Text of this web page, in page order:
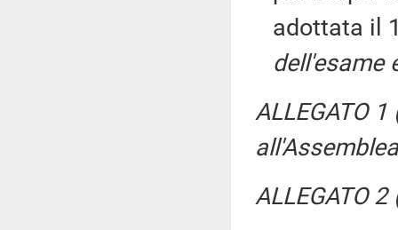
adottata il
dell'esame
ALLEGATO
ALLEGATO